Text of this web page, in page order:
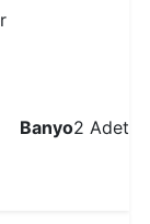
Banyo2 Adet